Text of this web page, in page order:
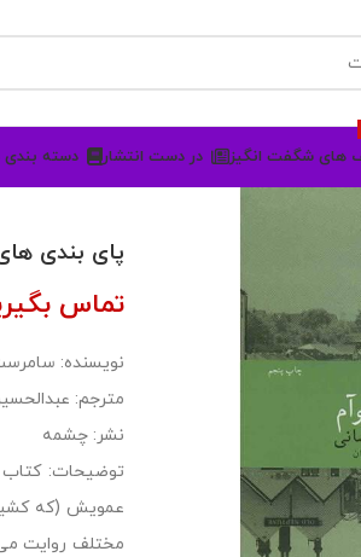
های شگفت انگیز در دست انتشار دسته
پای بندی
تماس
نویسنده:
مترجم:
نشر: چشمه
توضیحات: کتاب
عمویش (که
مختلف روایت